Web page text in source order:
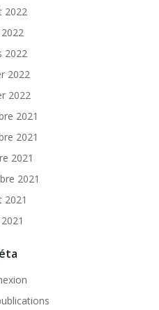
2022
2022
2022
2022
2021
2021
2021
2021
2021